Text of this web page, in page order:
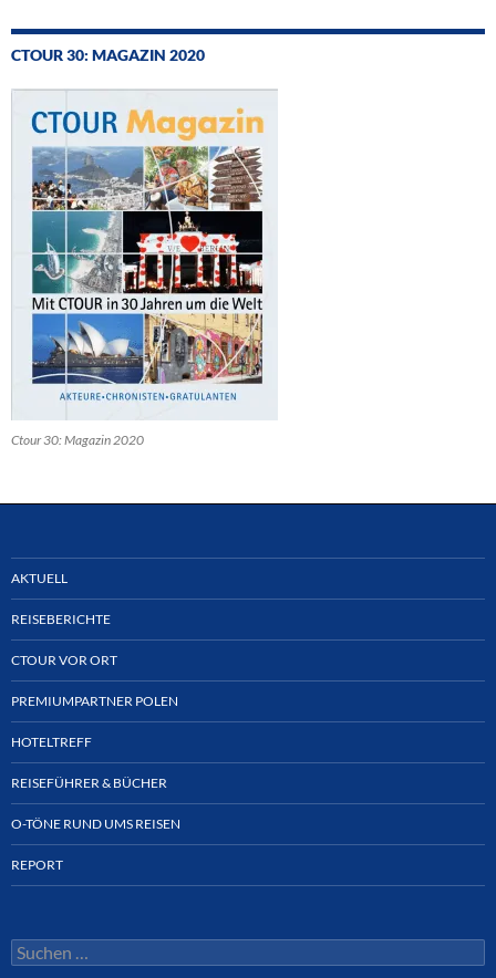
CTOUR 30: MAGAZIN 2020
Ctour 30: Magazin 2020
AKTUELL
REISEBERICHTE
CTOUR VOR ORT
PREMIUMPARTNER POLEN
HOTELTREFF
REISEFÜHRER & BÜCHER
O-TÖNE RUND UMS REISEN
REPORT
Suchen
nach: